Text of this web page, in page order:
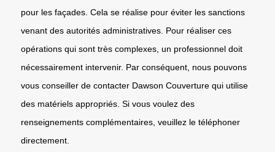
pour les façades. Cela se réalise pour éviter les sanctions
venant des autorités administratives. Pour réaliser ces
opérations qui sont très complexes, un professionnel doit
nécessairement intervenir. Par conséquent, nous pouvons
vous conseiller de contacter Dawson Couverture qui utilise
des matériels appropriés. Si vous voulez des
renseignements complémentaires, veuillez le téléphoner
directement.